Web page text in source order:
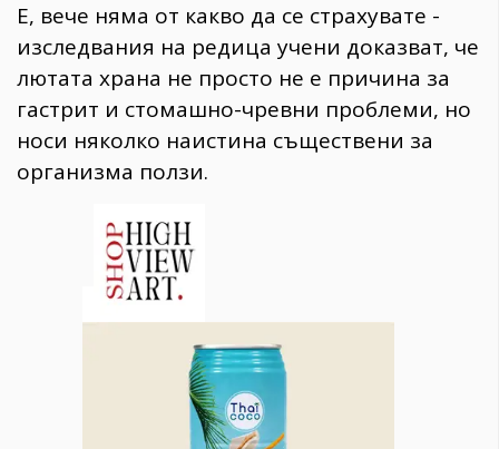
ПОСЛЕДВАЙТЕ
НИ
Е, вече няма от какво да се страхувате -
изследвания на редица учени доказват, че
лютата храна не просто не е причина за
гастрит и стомашно-чревни проблеми, но
носи няколко наистина съществени за
организма ползи.